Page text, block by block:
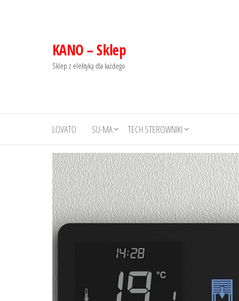
KANO – Sklep
Sklep z elektyką dla każdego
LOVATO SU-MA TECH STEROWNIKI